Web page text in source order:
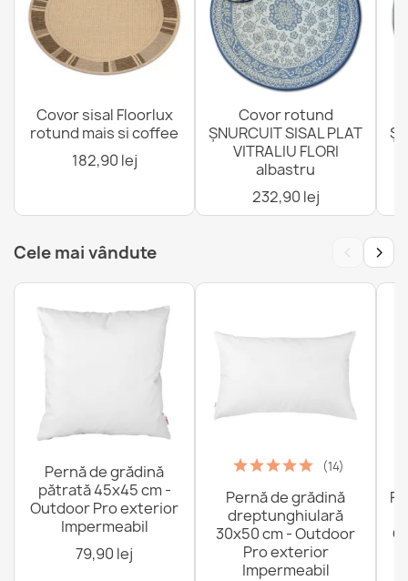
Covor, cărări TIMO SZNURKOWY SIZAL outdoor cadru
alb - 2 CALITATE
232,90 lej
Covor TIMO SZNURKOWY SIZAL outdoor ramă alb - 2
1.130,90 lej
Covor sisal Floorlux
rotund mais si coffee
182,90 lej
Covor rotund
ȘNURCUIT SISAL PLAT
VITRALIU FLORI
albastru
232,90 lej
Cele mai vândute ‹ ›
Pernă de grădină
pătrată 45x45 cm -
Outdoor Pro exterior
Impermeabil
79,90 lej
(14)
Pernă de grădină
dreptunghiulară
30x50 cm - Outdoor
Pro exterior
Impermeabil